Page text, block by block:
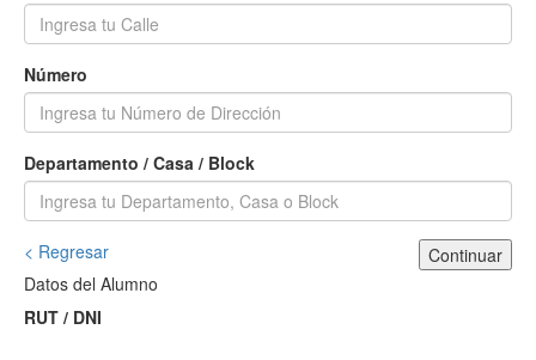
Número
Departamento / Casa / Block
< Regresar
Continuar
Datos del Alumno
RUT / DNI